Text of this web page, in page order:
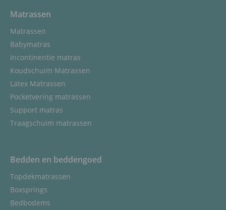
Matrassen
Matrassen
Babymatras
Incontinentie matras
Koudschuim Matrassen
Latex Matrassen
Pocketvering matrassen
Support matras
Traagschuim matrassen
Bedden en beddengoed
Topdekmatrassen
Boxsprings
Bedbodems